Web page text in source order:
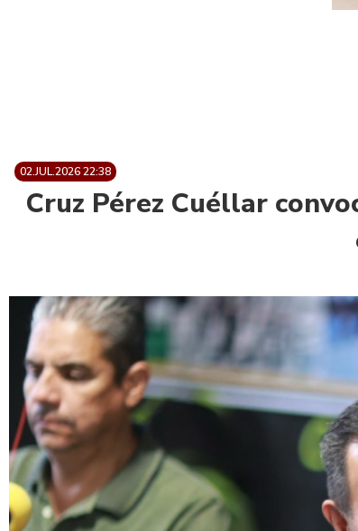
02.JUL.2026 22:38
Cruz Pérez Cuéllar